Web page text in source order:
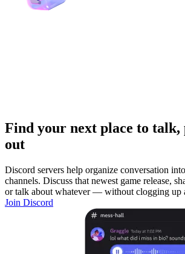
Find your next place to talk,
out
Discord servers help organize conversation
channels. Discuss that newest game release,
or talk about whatever — without clogging up
Join Discord